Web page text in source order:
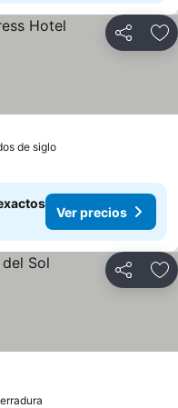
Compartir
de sigloVer precios
precios
Ver precios
Compartir